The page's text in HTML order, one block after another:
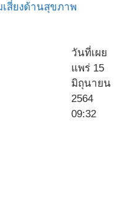
สี่ยงด้านสุขภาพ
วันที่เผย
แพร่ 15
มิถุนายน
2564
09:32